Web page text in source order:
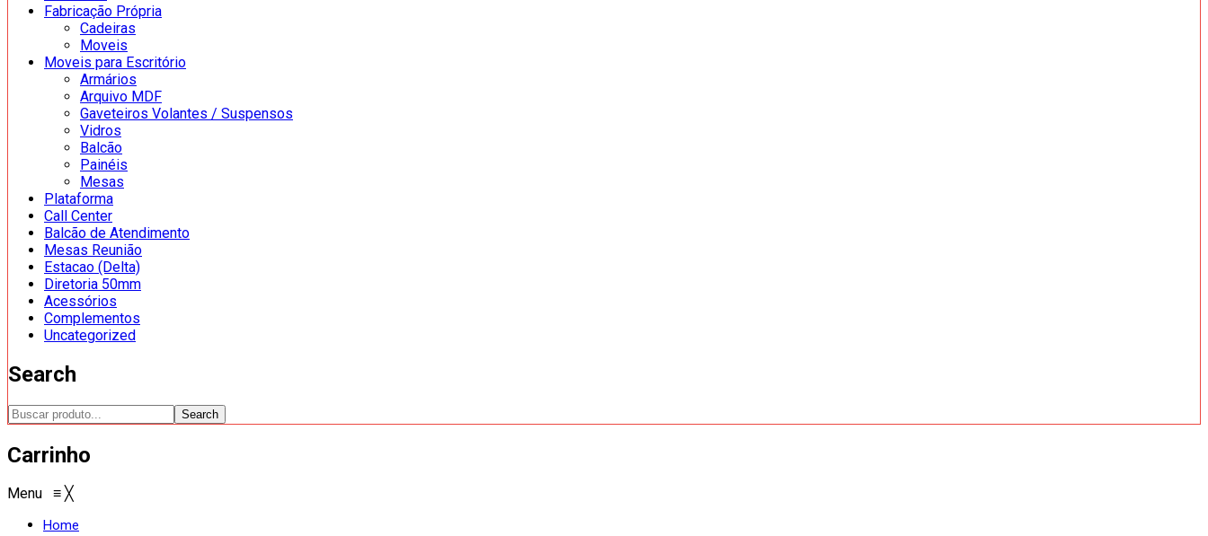
Fabricação Própria
Cadeiras
Moveis
Moveis para Escritório
Armários
Arquivo MDF
Gaveteiros Volantes / Suspensos
Vidros
Balcão
Painéis
Mesas
Plataforma
Call Center
Balcão de Atendimento
Mesas Reunião
Estacao (Delta)
Diretoria 50mm
Acessórios
Complementos
Uncategorized
Search
Search
Carrinho
Menu ≡ ╳
Home